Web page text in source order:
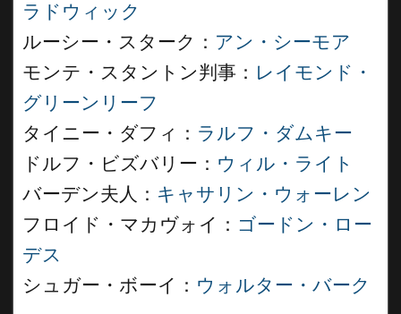
ラドウィック
ルーシー・スターク： アン・シーモア
モンテ・スタントン判事： レイモンド・
グリーンリーフ
タイニー・ダフィ： ラルフ・ダムキー
ドルフ・ビズバリー： ウィル・ライト
バーデン夫人： キャサリン・ウォーレン
フロイド・マカヴォイ： ゴードン・ロー
デス
シュガー・ボーイ： ウォルター・バーク